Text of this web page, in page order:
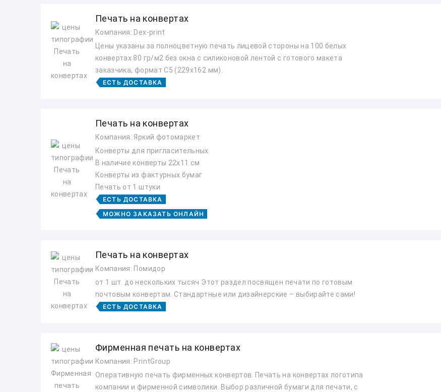
Печать на конвертах
Компания: Dex-print
Цены указаны за полноцветную печать лицевой стороны на 100 белых
конвертах 80 гр/м2 без окна с силиконовой лентой с готового макета
заказчика, формат С5 (229x162 мм).
ЕСТЬ ДОСТАВКА
Печать на конвертах
Компания: Яркий фотомаркет
Конверты для пригласительных
В наличие конверты 22х11 см
Конверты из фактурных бумаг
Печать от 1 штуки
ЕСТЬ ДОСТАВКА
МОЖНО ЗАКАЗАТЬ ОНЛАЙН
Печать на конвертах
Компания: Помидор
от 1 шт. до нескольких тысяч Этот раздел посвящен печати по готовым
почтовым конвертам. Стандартные или дизайнерские – выбирайте сами!
ЕСТЬ ДОСТАВКА
Фирменная печать на конвертах
Компания: PrintGroup
Оперативную печать фирменных конвертов. Печать на конвертах логотипа
компании и фирменной символики. Выбор различной бумаги для печати, с